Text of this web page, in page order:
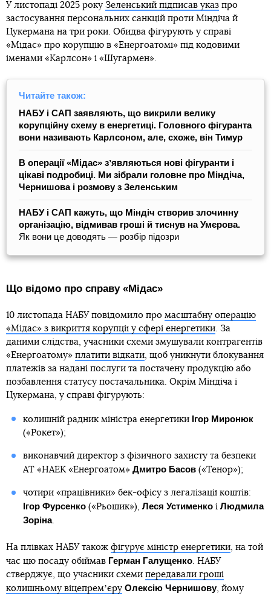
У листопаді 2025 року Зеленський підписав указ про
застосування персональних санкцій проти Міндіча й
Цукермана на три роки. Обидва фігурують у справі
«Мідас» про корупцію в «Енергоатомі» під кодовими
іменами «Карлсон» і «Шугармен».
Читайте також:
НАБУ і САП заявляють, що викрили велику
корупційну схему в енергетиці. Головного фігуранта
вони називають Карлсоном, але, схоже, він Тимур
В операції «Мідас» зʼявляються нові фігуранти і
цікаві подробиці. Ми зібрали головне про Міндіча,
Чернишова і розмову з Зеленським
НАБУ і САП кажуть, що Міндіч створив злочинну
організацію, відмивав гроші й тиснув на Умєрова.
Як вони це доводять — розбір підозри
Що відомо про справу «Мідас»
10 листопада НАБУ повідомило про масштабну операцію
«Мідас» з викриття корупції у сфері енергетики. За
даними слідства, учасники схеми змушували контрагентів
«Енергоатому» платити відкати, щоб уникнути блокування
платежів за надані послуги та постачену продукцію або
позбавлення статусу постачальника. Окрім Міндіча і
Цукермана, у справі фігурують:
колишній радник міністра енергетикиІгор Миронюк
(«Рокет»);
виконавчий директор з фізичного захисту та безпеки
АТ «НАЕК «Енергоатом» Дмитро Басов(«Тенор»);
чотири «працівники» бек-офісу з легалізації коштів:
Ігор Фурсенко(«Рьошик»), Леся Устименкоі Людмила
Зоріна.
На плівках НАБУ також фігурує міністр енергетики, на той
час цю посаду обіймав Герман Галущенко. НАБУ
стверджує, що учасники схеми передавали гроші
колишньому віцепремʼєру Олексію Чернишову, йому